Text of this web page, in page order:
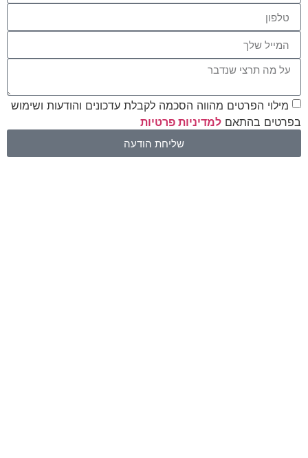
מילוי הפרטים מהווה הסכמה לקבלת עדכונים והודעות ושימוש
בפרטים בהתאם למדיניות פרטיות
שליחת הודעה